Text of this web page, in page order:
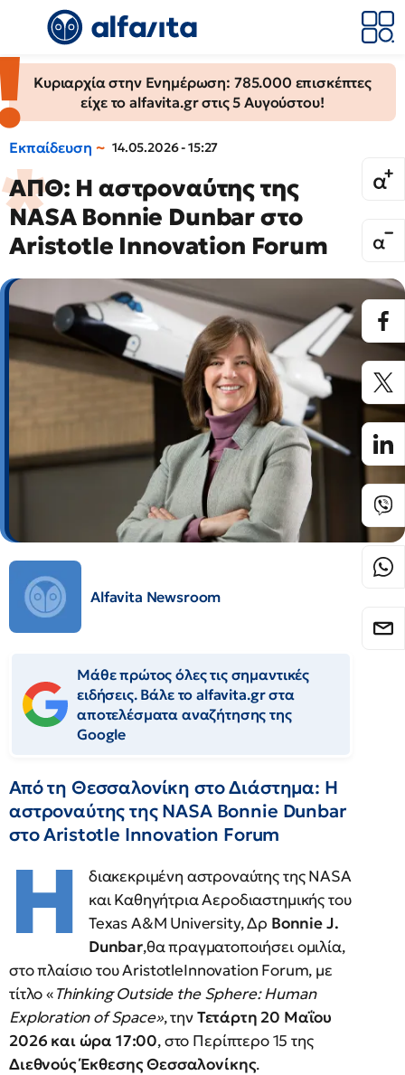
Κυριαρχία στην Ενημέρωση: 785.000 επισκέπτες
είχε το alfavita.gr στις 5 Αυγούστου!
Εκπαίδευση 14.05.2026 - 15:27
ΑΠΘ: Η αστροναύτης της
NASA Bonnie Dunbar στο
Aristotle Innovation Forum
Alfavita Newsroom
Μάθε πρώτος όλες τις σημαντικές
ειδήσεις. Βάλε το alfavita.gr στα
αποτελέσματα αναζήτησης της
Google
Από τη Θεσσαλονίκη στο Διάστημα: Η
αστροναύτης της NASA Bonnie Dunbar
στο Aristotle Innovation Forum
Η
διακεκριμένη αστροναύτης της NASA
και Καθηγήτρια Αεροδιαστημικής του
Texas A&M University, Δρ Bonnie J.
Dunbar,θα πραγματοποιήσει ομιλία,
στο πλαίσιο του AristotleInnovation Forum, με
τίτλο «Thinking Outside the Sphere: Human
Exploration of Space», τηνΤετάρτη 20 Μαΐου
2026 και ώρα 17:00, στο Περίπτερο 15 της
Διεθνούς Έκθεσης Θεσσαλονίκης.